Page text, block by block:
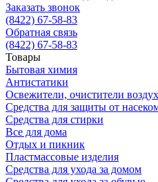
Заказать звонок
(8422) 67-58-83
Обратная связь
(8422) 67-58-83
Товары
Бытовая химия
Антистатики
Освежители, очистители
Средства для защиты от
Средства для стирки
Все для дома
Отдых и пикник
Пластмассовые изделия
Средства для ухода за домом